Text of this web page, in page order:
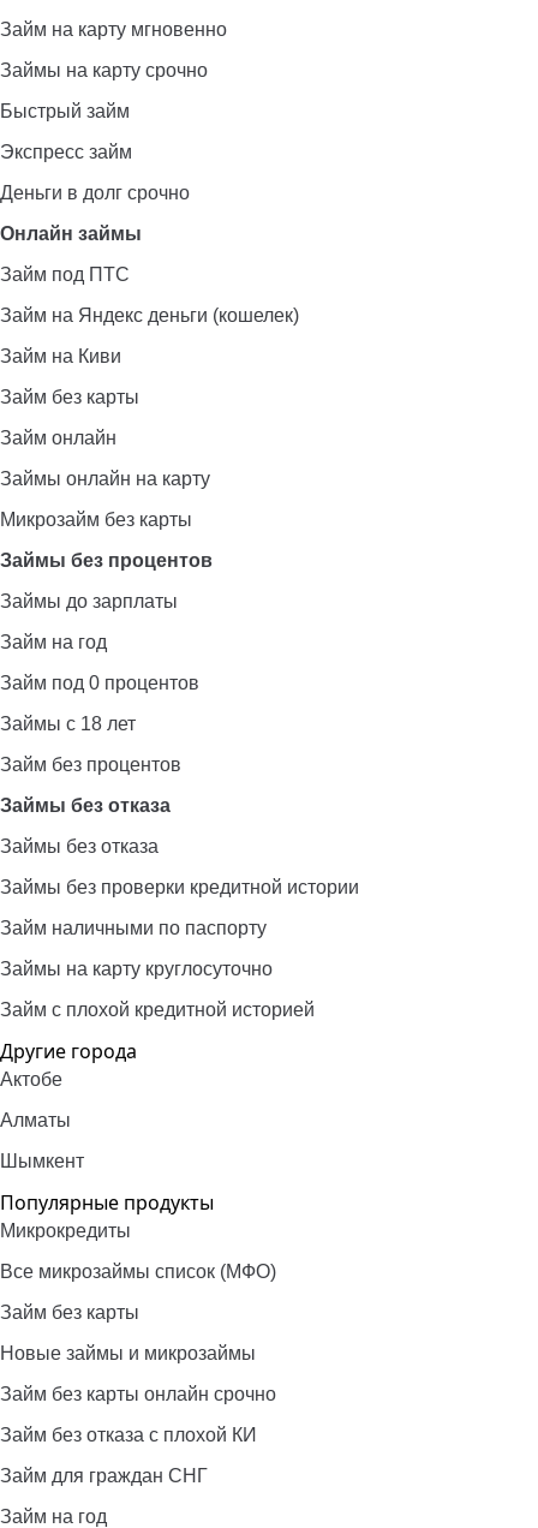
Займ на карту мгновенно
Займы на карту срочно
Быстрый займ
Экспресс займ
Деньги в долг срочно
Онлайн займы
Займ под ПТС
Займ на Яндекс деньги (кошелек)
Займ на Киви
Займ без карты
Займ онлайн
Займы онлайн на карту
Микрозайм без карты
Займы без процентов
Займы до зарплаты
Займ на год
Займ под 0 процентов
Займы с 18 лет
Займ без процентов
Займы без отказа
Займы без отказа
Займы без проверки кредитной истории
Займ наличными по паспорту
Займы на карту круглосуточно
Займ с плохой кредитной историей
Другие города
Актобе
Алматы
Шымкент
Популярные продукты
Микрокредиты
Все микрозаймы список (МФО)
Займ без карты
Новые займы и микрозаймы
Займ без карты онлайн срочно
Займ без отказа с плохой КИ
Займ для граждан СНГ
Займ на год